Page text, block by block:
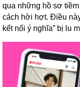
qua những hồ sơ
cách hời hợt. Điều
kết nối ý nghĩa” bị lu